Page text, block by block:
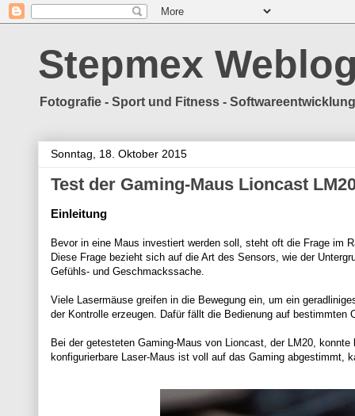
Stepmex
Fotografie - Sport und Fitness -
Sonntag, 18. Oktober 2015
Test der Gaming-Maus Lioncast
Einleitung
Bevor in eine Maus investiert werden soll, steht oft die Frage im
Diese Frage bezieht sich auf die Art des Sensors, wie der
Gefühls- und Geschmackssache.
Viele Lasermäuse greifen in die Bewegung ein, um ein
der Kontrolle erzeugen. Dafür fällt die Bedienung auf
Bei der getesteten Gaming-Maus von Lioncast, der LM20,
konfigurierbare Laser-Maus ist voll auf das Gaming abgestimmt,